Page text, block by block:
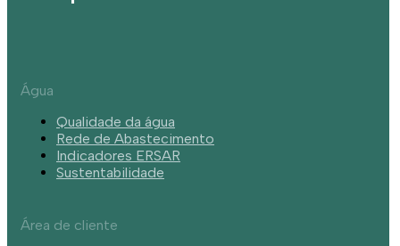
Água
Qualidade da água
Rede de Abastecimento
Indicadores ERSAR
Sustentabilidade
Área de cliente